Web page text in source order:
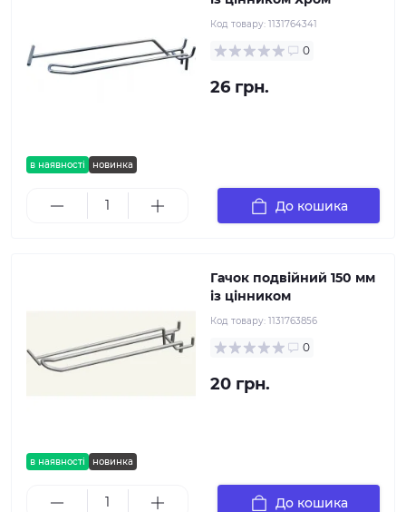
в наявності новинка
Код товару: 1131764341
0
26 грн.
До кошика
в наявності новинка
Гачок подвійний 150 мм
із цінником
Код товару: 1131763856
0
20 грн.
До кошика